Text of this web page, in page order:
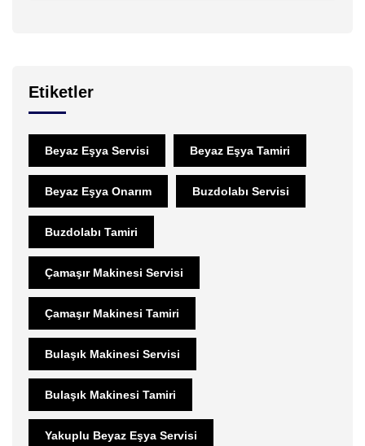
Etiketler
Beyaz Eşya Servisi Beyaz Eşya Tamiri
Beyaz Eşya Onarım Buzdolabı Servisi
Buzdolabı Tamiri
Çamaşır Makinesi Servisi
Çamaşır Makinesi Tamiri
Bulaşık Makinesi Servisi
Bulaşık Makinesi Tamiri
Yakuplu Beyaz Eşya Servisi